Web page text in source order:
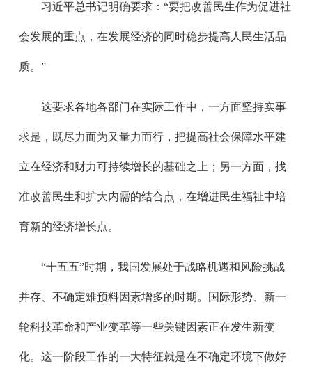
习近平总书记明确要求：“要把改善民生作为促进社
会发展的重点，在发展经济的同时稳步提高人民生活品
质。”
这要求各地各部门在实际工作中，一方面坚持实事
求是，既尽力而为又量力而行，把提高社会保障水平建
立在经济和财力可持续增长的基础之上；另一方面，找
准改善民生和扩大内需的结合点，在增进民生福祉中培
育新的经济增长点。
“十五五”时期，我国发展处于战略机遇和风险挑战
并存、不确定难预料因素增多的时期。国际形势、新一
轮科技革命和产业变革等一些关键因素正在发生新变
化。这一阶段工作的一大特征就是在不确定环境下做好